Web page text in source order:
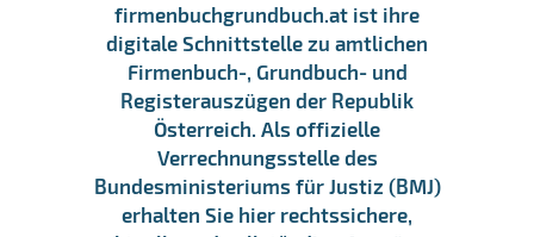
firmenbuchgrundbuch.at ist ihre
digitale Schnittstelle zu amtlichen
Firmenbuch-, Grundbuch- und
Registerauszügen der Republik
Österreich. Als offizielle
Verrechnungsstelle des
Bundesministeriums für Justiz (BMJ)
erhalten Sie hier rechtssichere,